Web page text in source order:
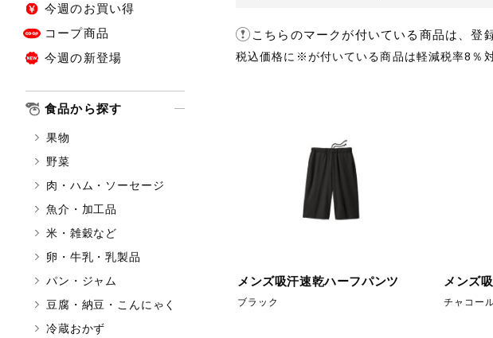
もも
アレルゲン情報は、商品企画時の情報のため、ご使用前
今週のお買い得
コープ商品
今週の新登場
食品から探す
果物
野菜
肉・ハム・ソーセージ
魚介・加工品
米・雑穀など
卵・牛乳・乳製品
パン・ジャム
豆腐・納豆・こんにゃく
冷蔵おかず
こちらのマークが付いている商品は、登
税込価格に※が付いている商品は軽減税率8％
メンズ吸汗速乾ハーフパンツ
ブラック
メンズ
チャコー